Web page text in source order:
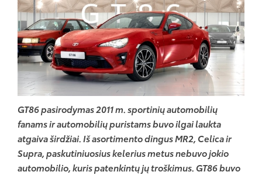
GT86 pasirodymas 2011 m. sportinių automobilių
fanams ir automobilių puristams buvo ilgai laukta
atgaiva širdžiai. Iš asortimento dingus MR2, Celica ir
Supra, paskutiniuosius kelerius metus nebuvo jokio
automobilio, kuris patenkintų jų troškimus. GT86 buvo